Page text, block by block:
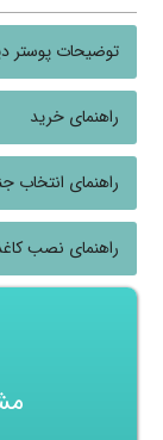
توضیحات پوستر
راهنمای خرید
راهنمای انتخاب
راهنمای نصب